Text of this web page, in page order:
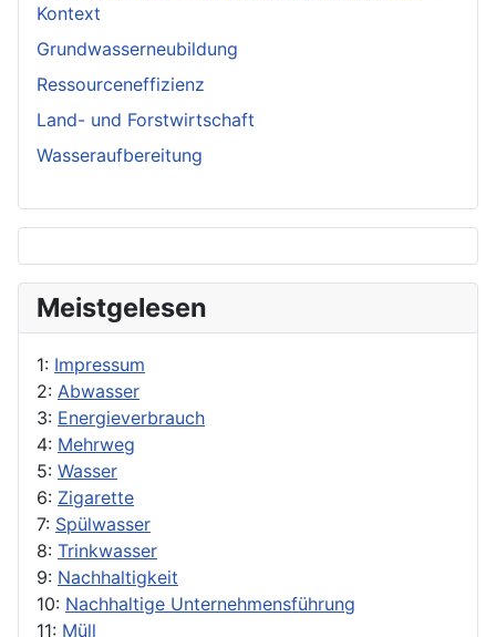
Kontext
Grundwasserneubildung
Ressourceneffizienz
Land- und Forstwirtschaft
Wasseraufbereitung
Meistgelesen
1: Impressum
2: Abwasser
3: Energieverbrauch
4: Mehrweg
5: Wasser
6: Zigarette
7: Spülwasser
8: Trinkwasser
9: Nachhaltigkeit
10: Nachhaltige Unternehmensführung
11: Müll